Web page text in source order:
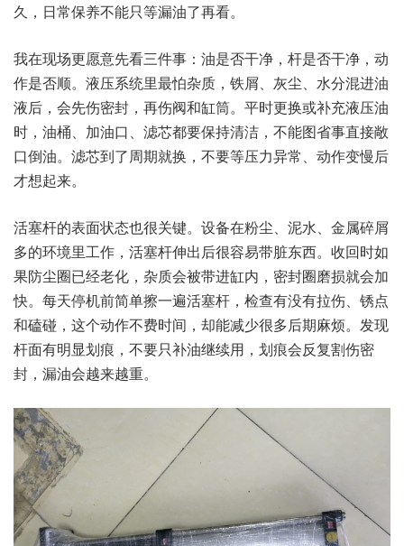
久，日常保养不能只等漏油了再看。
我在现场更愿意先看三件事：油是否干净，杆是否干净，动
作是否顺。液压系统里最怕杂质，铁屑、灰尘、水分混进油
液后，会先伤密封，再伤阀和缸筒。平时更换或补充液压油
时，油桶、加油口、滤芯都要保持清洁，不能图省事直接敞
口倒油。滤芯到了周期就换，不要等压力异常、动作变慢后
才想起来。
活塞杆的表面状态也很关键。设备在粉尘、泥水、金属碎屑
多的环境里工作，活塞杆伸出后很容易带脏东西。收回时如
果防尘圈已经老化，杂质会被带进缸内，密封圈磨损就会加
快。每天停机前简单擦一遍活塞杆，检查有没有拉伤、锈点
和磕碰，这个动作不费时间，却能减少很多后期麻烦。发现
杆面有明显划痕，不要只补油继续用，划痕会反复割伤密
封，漏油会越来越重。